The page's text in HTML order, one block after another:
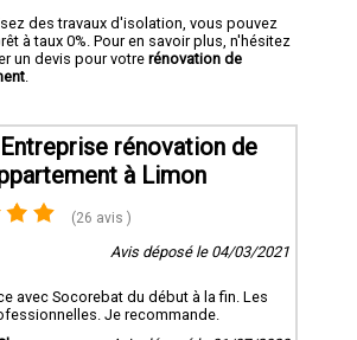
des travaux d'isolation, vous pouvez
à taux 0%. Pour en savoir plus, n'hésitez
un devis pour votre rénovation de
Entreprise rénovation de
à Limon
(26 avis )
Avis déposé le 04/03/2021
avec Socorebat du début à la fin. Les
Je recommande.